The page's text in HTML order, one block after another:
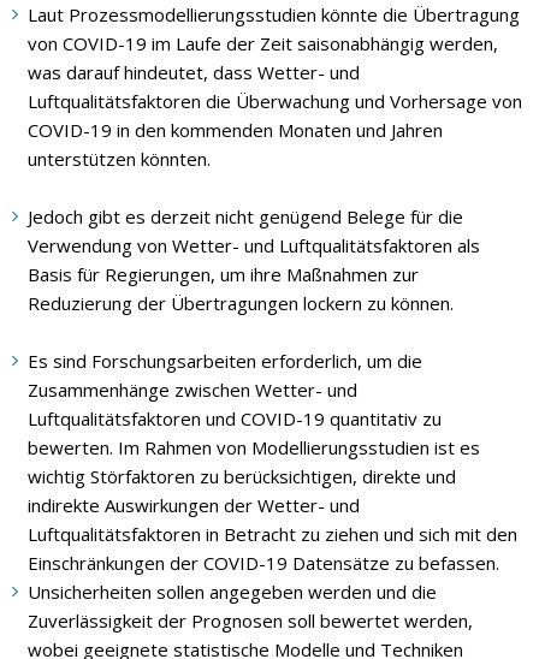
Laut Prozessmodellierungsstudien könnte die Übertragung
von COVID-19 im Laufe der Zeit saisonabhängig werden,
was darauf hindeutet, dass Wetter- und
Luftqualitätsfaktoren die Überwachung und Vorhersage von
COVID-19 in den kommenden Monaten und Jahren
unterstützen könnten.
Jedoch gibt es derzeit nicht genügend Belege für die
Verwendung von Wetter- und Luftqualitätsfaktoren als
Basis für Regierungen, um ihre Maßnahmen zur
Reduzierung der Übertragungen lockern zu können.
Es sind Forschungsarbeiten erforderlich, um die
Zusammenhänge zwischen Wetter- und
Luftqualitätsfaktoren und COVID-19 quantitativ zu
bewerten. Im Rahmen von Modellierungsstudien ist es
wichtig Störfaktoren zu berücksichtigen, direkte und
indirekte Auswirkungen der Wetter- und
Luftqualitätsfaktoren in Betracht zu ziehen und sich mit den
Einschränkungen der COVID-19 Datensätze zu befassen.
Unsicherheiten sollen angegeben werden und die
Zuverlässigkeit der Prognosen soll bewertet werden,
wobei geeignete statistische Modelle und Techniken